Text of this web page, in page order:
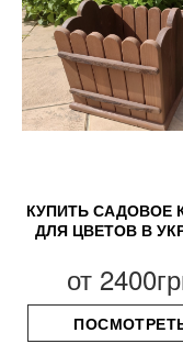
КУПИТЬ САДОВОЕ
ДЛЯ ЦВЕТОВ В
от